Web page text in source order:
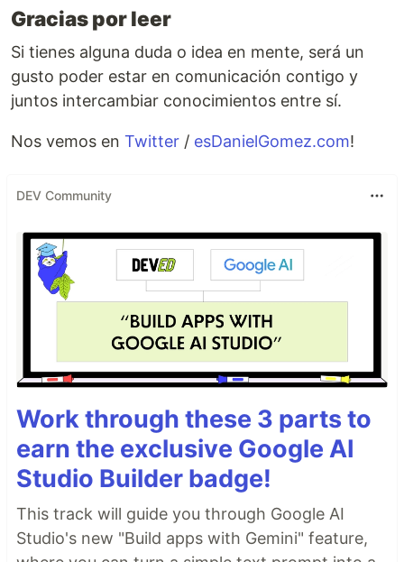
Gracias por leer
Si tienes alguna duda o idea en mente, será un
gusto poder estar en comunicación contigo y
juntos intercambiar conocimientos entre sí.
Nos vemos en Twitter / esDanielGomez.com!
DEV Community
Work through these 3 parts to
earn the exclusive Google AI
Studio Builder badge!
This track will guide you through Google AI
Studio's new "Build apps with Gemini" feature,